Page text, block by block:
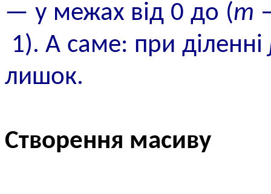
— у межах від 0 до (m
1). А саме: при діленні
лишок.
Створення масиву